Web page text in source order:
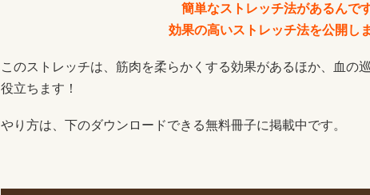
簡単なストレッチ法があるんです
効果の高いストレッチ法を公開し
このストレッチは、筋肉を柔らかくする効果があるほか、血の
役立ちます！
やり方は、下のダウンロードできる無料冊子に掲載中です。